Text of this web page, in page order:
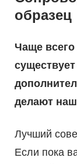
образец
Чаще всего
делают
Лучший
Если пока